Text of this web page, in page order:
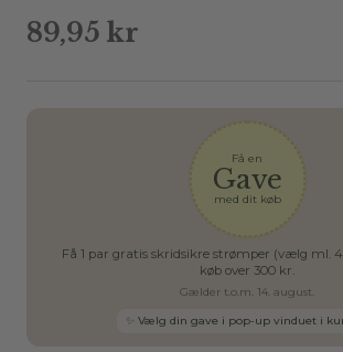
89,95 kr
Få en
Gave
med dit køb
Få 1 par gratis skridsikre strømper (vælg ml.
køb over 300 kr.
Gælder t.o.m. 14. august.
✨ Vælg din gave i pop-up vinduet i